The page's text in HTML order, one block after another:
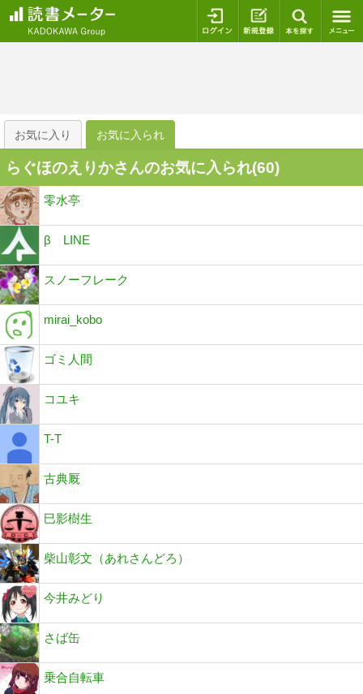
ログイン 新規登録
お気に入り お気に入られ
らぐほのえりかさんのお気に入られ(60)
零水亭
β LINE
スノーフレーク
mirai_kobo
ゴミ人間
コユキ
T-T
古典厩
巳影樹生
柴山彰文（あれさんどろ）
今井みどり
さば缶
乗合自転車